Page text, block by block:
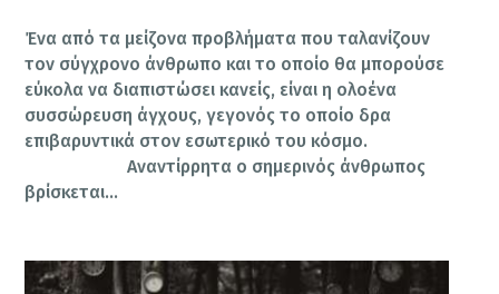
Ένα από τα μείζονα προβλήματα που ταλανίζουν
τον σύγχρονο άνθρωπο και το οποίο θα μπορούσε
εύκολα να διαπιστώσει κανείς, είναι η ολοένα
συσσώρευση άγχους, γεγονός το οποίο δρα
επιβαρυντικά στον εσωτερικό του κόσμο.
Αναντίρρητα ο σημερινός άνθρωπος
βρίσκεται…